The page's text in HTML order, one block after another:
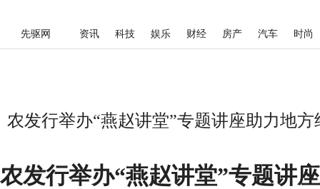
先驱网 资讯 科技 娱乐 财经 房产 汽车 时尚
农发行举办“燕赵讲堂”专题讲座助力地
农发行举办“燕赵讲堂”专题讲